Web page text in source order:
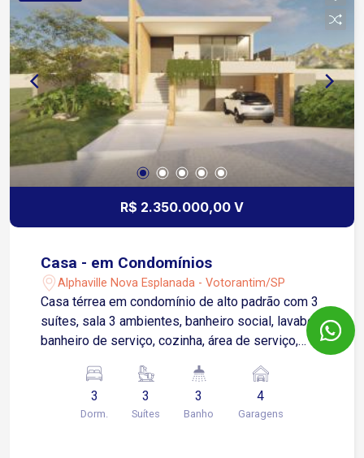
R$ 2.350.000,00 V
Casa - em Condomínios
Alphaville Nova Esplanada - Votorantim/SP
Casa térrea em condomínio de alto padrão com 3
suítes, sala 3 ambientes, banheiro social, lavabo,
banheiro de serviço, cozinha, área de serviço,
Imóvel em construção com previsão de entrega
setembro 2022.
3
Dorm.
3
Suítes
3
Banho
4
Garagens